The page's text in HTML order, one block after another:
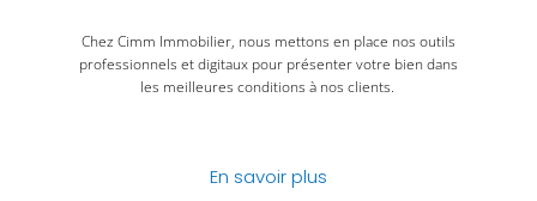
Chez Cimm Immobilier, nous mettons en place nos outils
professionnels et digitaux pour présenter votre bien dans
les meilleures conditions à nos clients.
En savoir plus